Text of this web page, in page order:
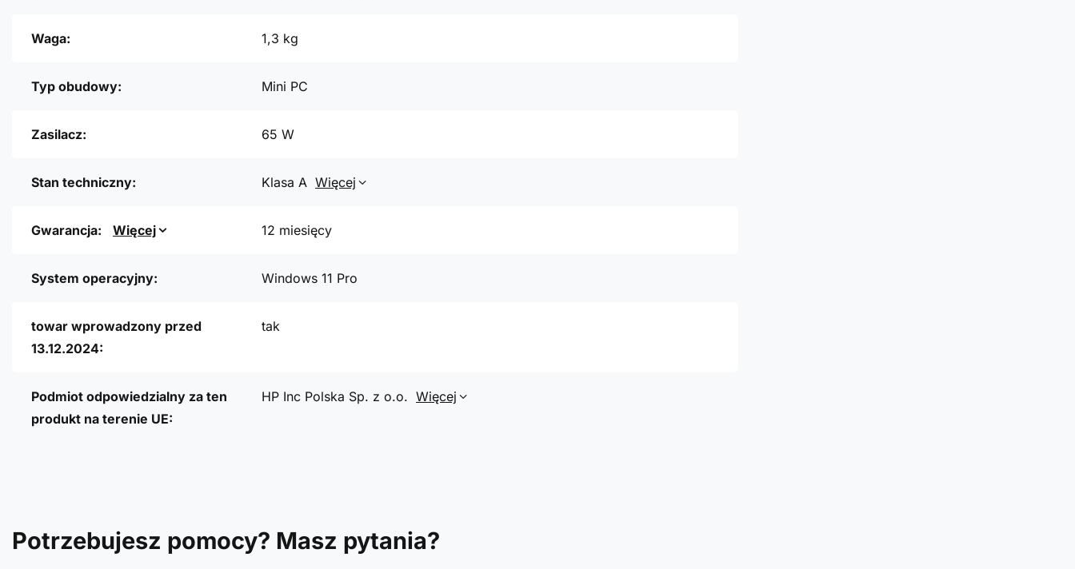
Waga: 1,3 kg
Typ obudowy: Mini PC
Zasilacz: 65 W
Stan techniczny: Klasa A Więcej
Gwarancja: Więcej 12 miesięcy
System operacyjny: Windows 11 Pro
towar wprowadzony przed
13.12.2024:
tak
Podmiot odpowiedzialny za ten
produkt na terenie UE:
HP Inc Polska Sp. z o.o. Więcej
Potrzebujesz pomocy? Masz pytania?